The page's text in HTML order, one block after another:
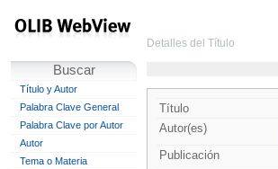
Buscar
Título y Autor
Palabra Clave General
Palabra Clave por Autor
Autor
Tema o Materia
Detalles del Título
Título
Autor(es)
Publicación